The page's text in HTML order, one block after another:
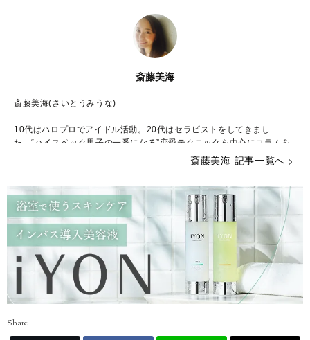
斎藤美海
斎藤美海(さいとうみうな)
10代はハロプロでアイドル活動。20代はセラピストをしてきまし
た。“ハイスペック男子の一番になる”恋愛テクニックを中心にコラムを
enai
【生配信】アプリで17をダウンロード→miuna_saitoをフォローして
ね！
http://17.media/share/profile/582cd59f-8a49-4b0a-5599-f905db652
7bd?lang=JP
【インスタ】 https://www.instagram.com/miuna_saito/
【note】https://note.mu/miunasaito
斎藤美海 記事一覧へ
Share